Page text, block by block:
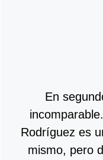
En
Rodríguez es
mismo, pero